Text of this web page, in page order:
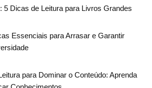
5 Dicas de Leitura para Livros Grandes
Essenciais para Arrasar e Garantir
para Dominar o Conteúdo: Aprenda